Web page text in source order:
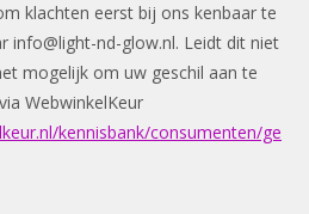
klachten eerst bij ons kenbaar te
info@light-nd-glow.nl. Leidt dit niet
mogelijk om uw geschil aan te
WebwinkelKeur
kennisbank/consumenten/ge